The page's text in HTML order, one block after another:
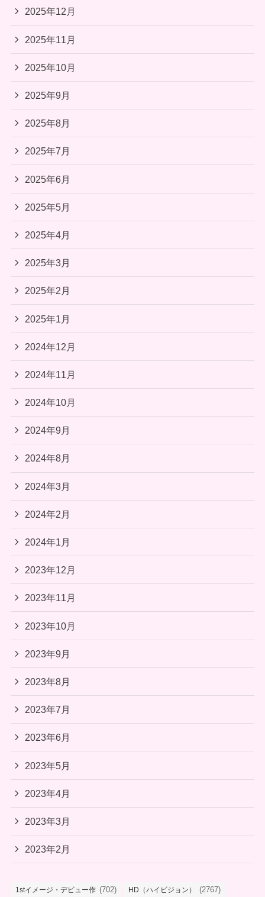
2025年12月
2025年11月
2025年10月
2025年9月
2025年8月
2025年7月
2025年6月
2025年5月
2025年4月
2025年3月
2025年2月
2025年1月
2024年12月
2024年11月
2024年10月
2024年9月
2024年8月
2024年3月
2024年2月
2024年1月
2023年12月
2023年11月
2023年10月
2023年9月
2023年8月
2023年7月
2023年6月
2023年5月
2023年4月
2023年3月
2023年2月
1stイメージ・デビュー作 (702) HD（ハイビジョン） (2767)